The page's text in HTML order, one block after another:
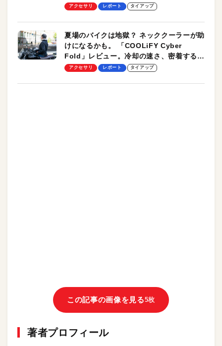
ーも
アクセサリ レポート タイアップ
夏場のバイクは地獄？ ネッククーラーが助
けになるかも。 「COOLiFY Cyber
Fold」レビュー。冷却の速さ、密着する冷
却プレート、シンプルな操作性がグッド！
アクセサリ レポート タイアップ
この記事の画像を見る5枚
著者プロフィール